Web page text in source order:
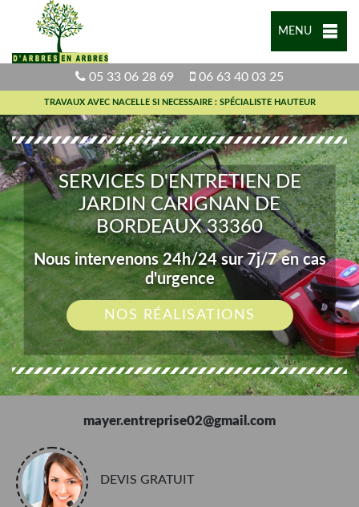
MENU
05 33 06 28 69 06 63 40 03 25
TRAVAUX AVEC NACELLE SI NECESSAIRE : SPÉCIALISTE HAUTEUR
SERVICES D'ENTRETIEN DE
JARDIN CARIGNAN DE
BORDEAUX 33360
Nous intervenons 24h/24 sur 7j/7 en cas
d'urgence
NOS RÉALISATIONS
mayer.entreprise02@gmail.com
DEVIS GRATUIT